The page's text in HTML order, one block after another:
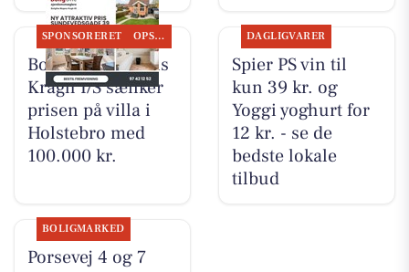
SPONSORERET OPSLAGSTAVLEN
BoligOne Mogens
Kragh I/S sænker
prisen på villa i
Holstebro med
100.000 kr.
DAGLIGVARER
Spier PS vin til
kun 39 kr. og
Yoggi yoghurt for
12 kr. - se de
bedste lokale
tilbud
BOLIGMARKED
Porsevej 4 og 7